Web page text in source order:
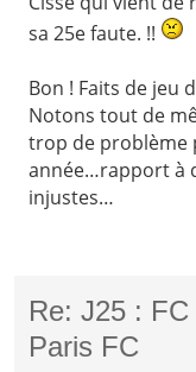
sa 25e faute. !!
Bon ! Faits de jeu
Notons tout de
trop de problème
année…rapport à
injustes…
Re: J25 :
Paris FC